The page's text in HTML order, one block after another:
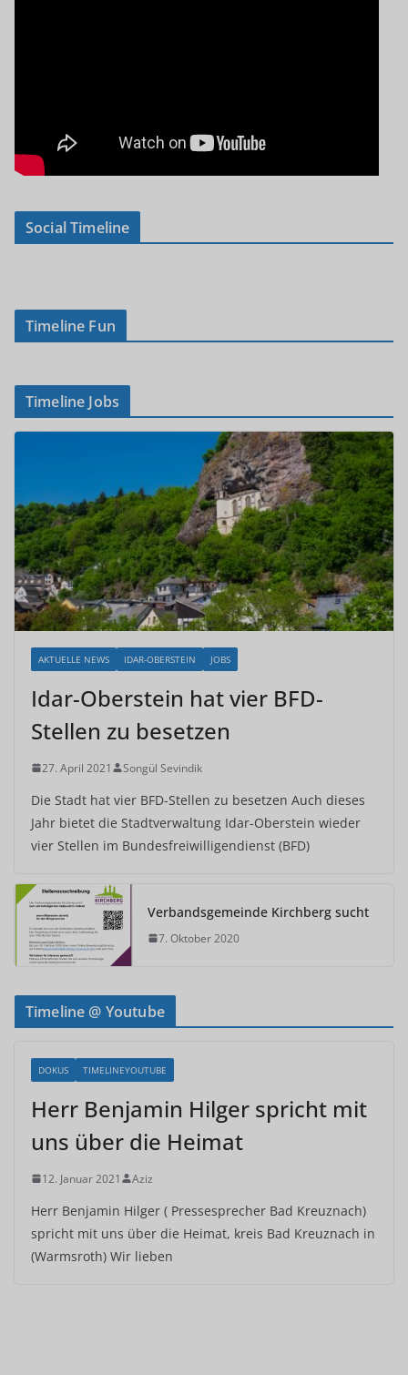
Social Timeline
Timeline Fun
Timeline Jobs
AKTUELLE NEWS IDAR-OBERSTEIN JOBS
Idar-Oberstein hat vier BFD-
Stellen zu besetzen
27. April 2021 Songül Sevindik
Die Stadt hat vier BFD-Stellen zu besetzen Auch dieses
Jahr bietet die Stadtverwaltung Idar-Oberstein wieder
vier Stellen im Bundesfreiwilligendienst (BFD)
Verbandsgemeinde Kirchberg sucht
7. Oktober 2020
Timeline @ Youtube
DOKUS TIMELINEYOUTUBE
Herr Benjamin Hilger spricht mit
uns über die Heimat
12. Januar 2021 Aziz
Herr Benjamin Hilger ( Pressesprecher Bad Kreuznach)
spricht mit uns über die Heimat, kreis Bad Kreuznach in
(Warmsroth) Wir lieben